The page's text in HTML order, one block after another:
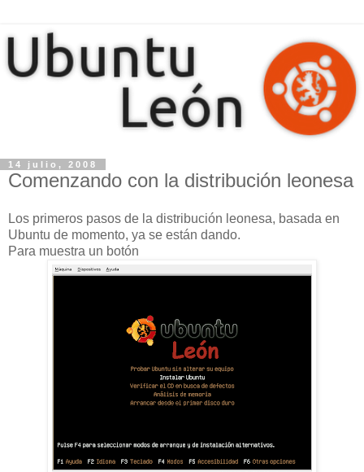
14 julio, 2008
Comenzando con la distribución leonesa
Los primeros pasos de la distribución leonesa, basada en
Ubuntu de momento, ya se están dando.
Para muestra un botón